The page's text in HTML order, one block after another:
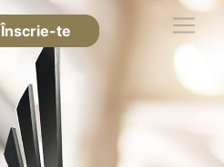
Înscrie-te